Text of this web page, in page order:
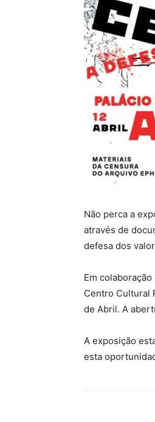
Não perca a
através de
defesa dos
Em
Centro Cultural
de Abril. A
A exposição
esta